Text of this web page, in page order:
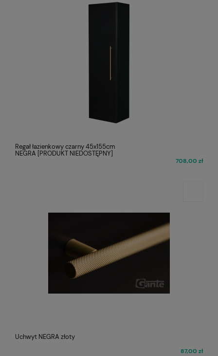
Regał łazienkowy czarny 45x155cm
NEGRA [PRODUKT NIEDOSTĘPNY]
708,00 zł
Uchwyt NEGRA złoty
87,00 zł